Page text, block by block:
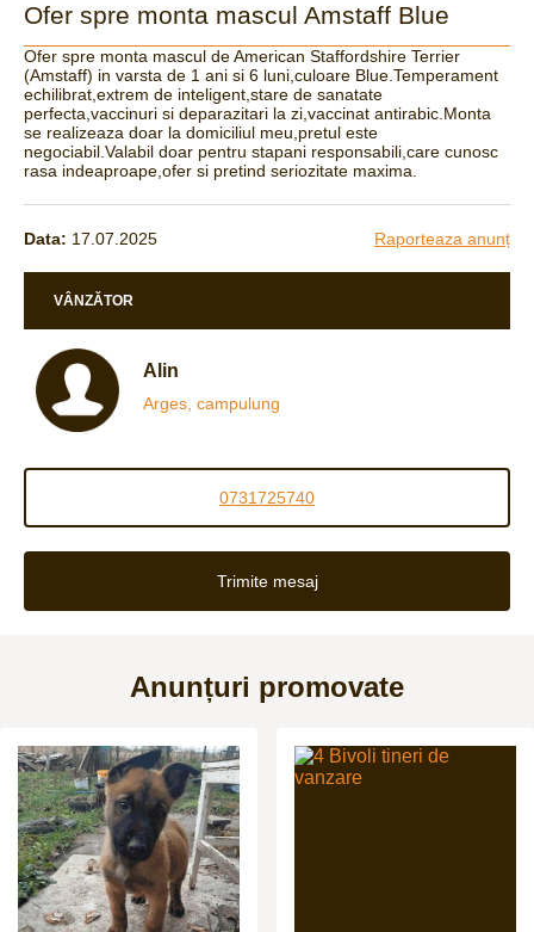
Ofer spre monta mascul Amstaff Blue
Ofer spre monta mascul de American Staffordshire Terrier
(Amstaff) in varsta de 1 ani si 6 luni,culoare Blue.Temperament
echilibrat,extrem de inteligent,stare de sanatate
perfecta,vaccinuri si deparazitari la zi,vaccinat antirabic.Monta
se realizeaza doar la domiciliul meu,pretul este
negociabil.Valabil doar pentru stapani responsabili,care cunosc
rasa indeaproape,ofer si pretind seriozitate maxima.
Data: 17.07.2025 Raporteaza anunț
VÂNZĂTOR
Alin
Arges, campulung
0731725740
Trimite mesaj
Anunțuri promovate